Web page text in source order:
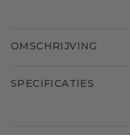
OMSCHRIJVING
SPECIFICATIES